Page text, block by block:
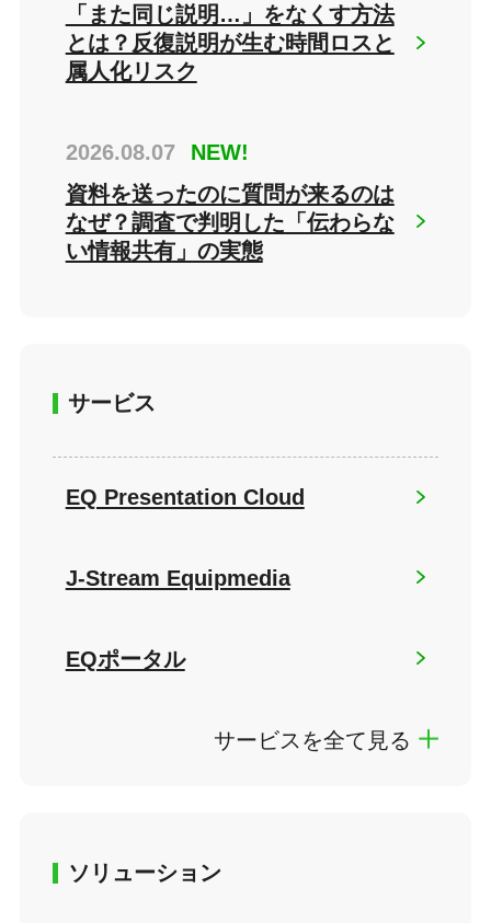
「また同じ説明…」をなくす方法
とは？反復説明が生む時間ロスと
属人化リスク
2026.08.07
NEW!
資料を送ったのに質問が来るのは
なぜ？調査で判明した「伝わらな
い情報共有」の実態
サービス
EQ Presentation Cloud
J-Stream Equipmedia
EQポータル
サービスを全て見る
ソリューション